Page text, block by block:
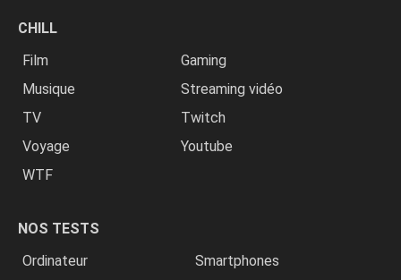
CHILL
Film
Gaming
Musique
Streaming vidéo
TV
Twitch
Voyage
Youtube
WTF
NOS TESTS
Ordinateur
Smartphones